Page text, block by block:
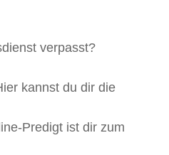
verpasst?
kannst du dir die
Predigt ist dir zum